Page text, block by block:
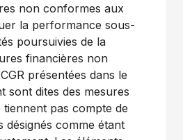
non conformes aux
la performance sous-
poursuivies de la
financières non
présentées dans le
sont dites des mesures
tiennent pas compte de
désignés comme étant